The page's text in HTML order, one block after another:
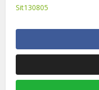
Sit130805